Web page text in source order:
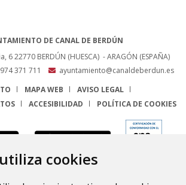
cookies
DE CANAL DE BERDÚN
622770 BERDÚN (HUESCA) - ARAGÓN (ESPAÑA)
974 371 711
ayuntamiento@canaldeberdun.es
MAPA WEB
AVISO LEGAL
ACCESIBILIDAD POLÍTICA DE COOKIES